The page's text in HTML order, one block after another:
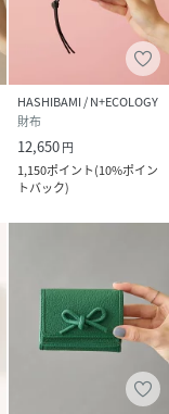
選ぶ先見性(10月誕
想像力を高める
き幸運をもたら
高め、包容力を育
HASHIBAMI / N+ECOLOGY
財布
12,650円
1,150ポイント(10%ポイン
トバック)